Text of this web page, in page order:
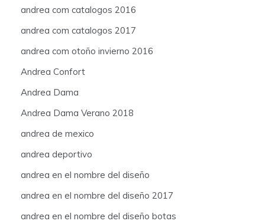
andrea com catalogos 2016
andrea com catalogos 2017
andrea com otoño invierno 2016
Andrea Confort
Andrea Dama
Andrea Dama Verano 2018
andrea de mexico
andrea deportivo
andrea en el nombre del diseño
andrea en el nombre del diseño 2017
andrea en el nombre del diseño botas